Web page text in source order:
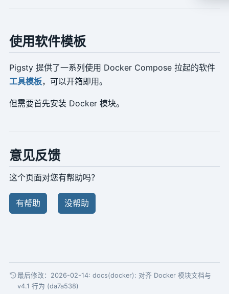
使用软件模板
Pigsty 提供了一系列使用 Docker Compose 拉起的软件
工具模板，可以开箱即用。
但需要首先安装 Docker 模块。
意见反馈
这个页面对您有帮助吗？
有帮助 没帮助
最后修改：2026-02-14: docs(docker): 对齐 Docker 模块文档与
v4.1 行为 (da7a538)